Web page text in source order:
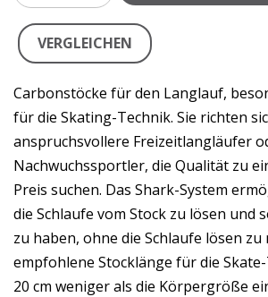
VERGLEICHEN
Carbonstöcke für den Langlauf,
für die Skating-Technik. Sie richten
anspruchsvollere Freizeitlangläufer
Nachwuchssportler, die Qualität zu
Preis suchen. Das Shark-System
die Schlaufe vom Stock zu lösen und
zu haben, ohne die Schlaufe lösen zu
empfohlene Stocklänge für die
20 cm weniger als die Körpergröße